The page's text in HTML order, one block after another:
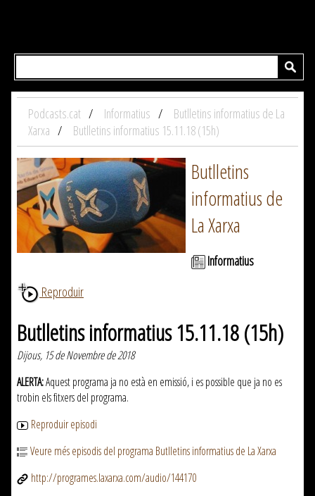
Podcasts.cat Informatius
Butlletins informatius de La
Xarxa
Butlletins informatius 15.11.18 (15h)
Butlletins
informatius de
La Xarxa
Informatius
Reproduir
Butlletins informatius 15.11.18 (15h)
Dijous, 15 de Novembre de 2018
ALERTA:Aquest programa ja no està en emissió, i es possible que ja no es
trobin els fitxers del programa.
Reproduir episodi
Veure més episodis del programa Butlletins informatius de La Xarxa
http://programes.laxarxa.com/audio/144170